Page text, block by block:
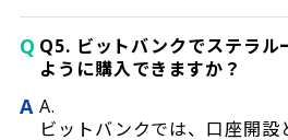
Q Q5. ビットバンクでステラル
ように購入できますか？
A A.
ビットバンクでは、口座開設